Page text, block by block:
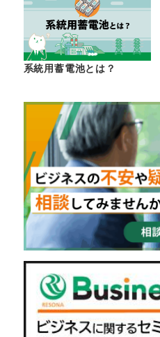
系統用蓄電池とは？